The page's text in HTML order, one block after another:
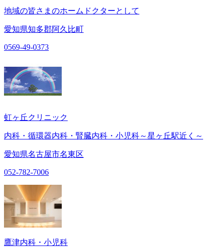
地域の皆さまのホームドクターとして
愛知県知多郡阿久比町
0569-49-0373
虹ヶ丘クリニック
内科・循環器内科・腎臓内科・小児科～星ヶ丘駅近く～
愛知県名古屋市名東区
052-782-7006
鷹津内科・小児科